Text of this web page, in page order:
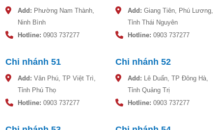
Add: Phường Nam Thành,
Ninh Bình
Hotline: 0903 737277
Add: Giang Tiên, Phú Lương,
Tỉnh Thái Nguyên
Hotline: 0903 737277
Chi nhánh 51
Add: Vân Phú, TP Việt Trì,
Tỉnh Phú Thọ
Hotline: 0903 737277
Chi nhánh 52
Add: Lê Duẩn, TP Đông Hà,
Tỉnh Quảng Trị
Hotline: 0903 737277